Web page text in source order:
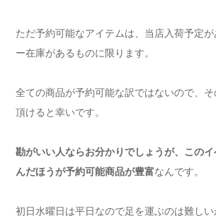
ただ予約可能なアイテムは、当店入荷予定
ー在庫があるものに限ります。
全ての商品が予約可能な訳ではないので、
頂けると幸いです。
勘がいい人ならお分かりでしょうが、この
んだほうが予約可能商品が豊富なんです。
初日水曜日は平日なので足を運ぶのは難し